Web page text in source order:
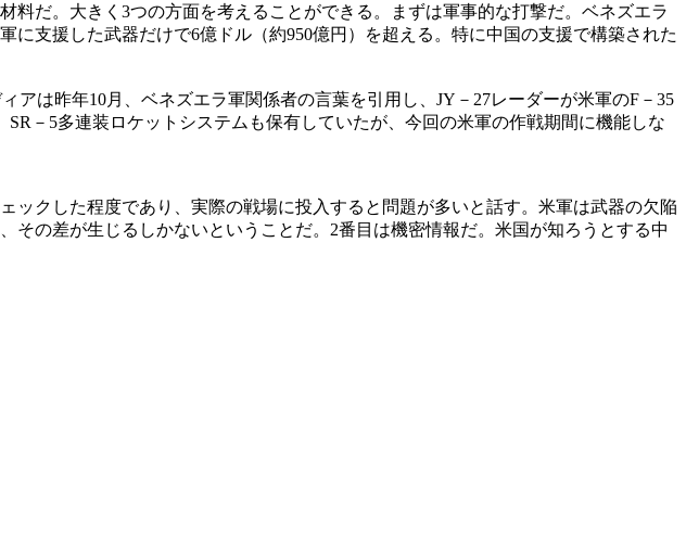
だ。大きく3つの方面を考えることができる。まずは軍事的な打撃だ。ベネズエラ
支援した武器だけで6億ドル（約950億円）を超える。特に中国の支援で構築された
は昨年10月、ベネズエラ軍関係者の言葉を引用し、JY－27レーダーが米軍のF－35
－5多連装ロケットシステムも保有していたが、今回の米軍の作戦期間に機能しな
クした程度であり、実際の戦場に投入すると問題が多いと話す。米軍は武器の欠陥
の差が生じるしかないということだ。2番目は機密情報だ。米国が知ろうとする中